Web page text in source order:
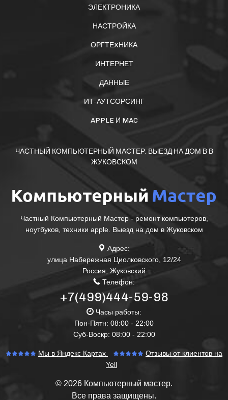
ЭЛЕКТРОНИКА
НАСТРОЙКА
ОРГТЕXНИКА
ИНТЕРНЕТ
ДАННЫЕ
ИТ-АУТСОРСИНГ
APPLE И MAC
ЧАСТНЫЙ КОМПЬЮТЕРНЫЙ МАСТЕР. ВЫЕЗД НА ДОМ В В
ЖУКОВСКОМ
Частный Компьютерный Мастер - ремонт компьютеров,
ноутбуков, техники apple. Выезд на дом в Жуковском
Адрес:
улица Набережная Циолковского, 12/24
Россия, Жуковский
Телефон:
+7(499)444-59-98
Часы работы:
Пон-Пятн: 08:00 - 22:00
Суб-Воскр: 08:00 - 22:00
Мы в Яндекс Картах
Отзывы от клиентов на
Yell
© 2026 Компьютерный мастер.
Все права защищены.